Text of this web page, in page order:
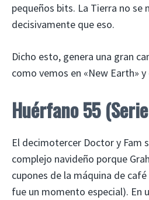
pequeños bits. La Tierra no se
decisivamente que eso.
Dicho esto, genera una gran
como vemos en «New Earth»
Huérfano 55
El decimotercer Doctor y Fam
complejo navideño porque
cupones de la máquina de
fue un momento especial). En